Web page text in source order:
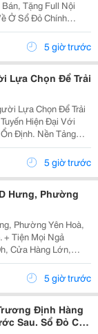
Tặng Full Nội
Không Với Quy Hoạch) Mr Cường 0936161345
5 giờ trước
Lựa Chọn Để Trải
Lựa Chọn Để Trải
Hiện Đại Với
Định. Nền Tảng
Nhật Thường Xuyên,
Đến Trải Nghiệm...
5 giờ trước
Hưng, Phường
Phường Yên Hoà,
+ Tiện Mọi Ngả
Cửa Hàng Lớn,
Tất Được Là 95 M2.
+ Sổ Đỏ Chính...5 giờ trước
Định Hàng
Sau. Sổ Đỏ Cất